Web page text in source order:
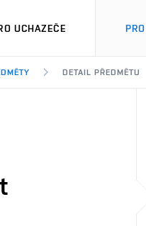
UCHAZEČE
DETAIL PŘEDMĚTU